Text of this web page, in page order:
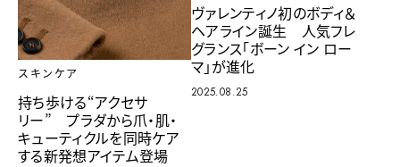
スキンケア
持ち歩ける“アクセサ
リー” プラダから爪・肌・
キューティクルを同時ケア
する新発想アイテム登場
ヴァレンティノ初のボディ＆
ヘアライン誕生 人気フレ
グランス「ボーン イン ロー
マ」が進化
2025.08.25